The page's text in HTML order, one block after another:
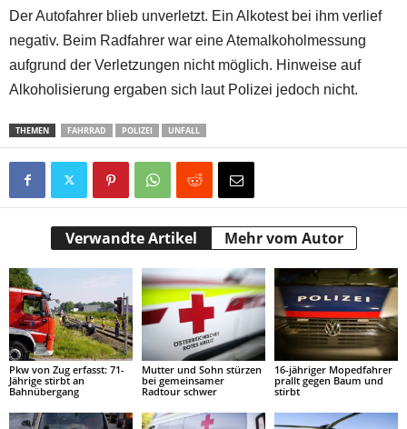
Der Autofahrer blieb unverletzt. Ein Alkotest bei ihm verlief
negativ. Beim Radfahrer war eine Atemalkoholmessung
aufgrund der Verletzungen nicht möglich. Hinweise auf
Alkoholisierung ergaben sich laut Polizei jedoch nicht.
THEMEN FAHRRAD POLIZEI UNFALL
Verwandte Artikel Mehr vom Autor
Pkw von Zug erfasst: 71-
Jährige stirbt an
Bahnübergang
Mutter und Sohn stürzen
bei gemeinsamer
Radtour schwer
16-jähriger Mopedfahrer
prallt gegen Baum und
stirbt